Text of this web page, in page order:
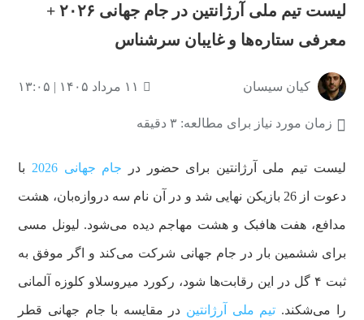
لیست تیم ملی آرژانتین در جام جهانی ۲۰۲۶ +
معرفی ستاره‌ها و غایبان سرشناس
کیان سیسان ۱۱ مرداد ۱۴۰۵ | ۱۳:۰۵
زمان مورد نیاز برای مطالعه: ۳ دقیقه
لیست تیم ملی آرژانتین برای حضور در جام جهانی 2026 با
دعوت از 26 بازیکن نهایی شد و در آن‌ نام سه دروازه‌بان، هشت
مدافع، هفت هافبک و هشت مهاجم دیده می‌شود. لیونل مسی
برای ششمین بار در جام جهانی شرکت می‌کند و اگر موفق به
ثبت ۴ گل در این رقابت‌ها شود، رکورد میروسلاو کلوزه آلمانی
را می‌شکند. تیم ملی آرژانتین در مقایسه با جام جهانی قطر